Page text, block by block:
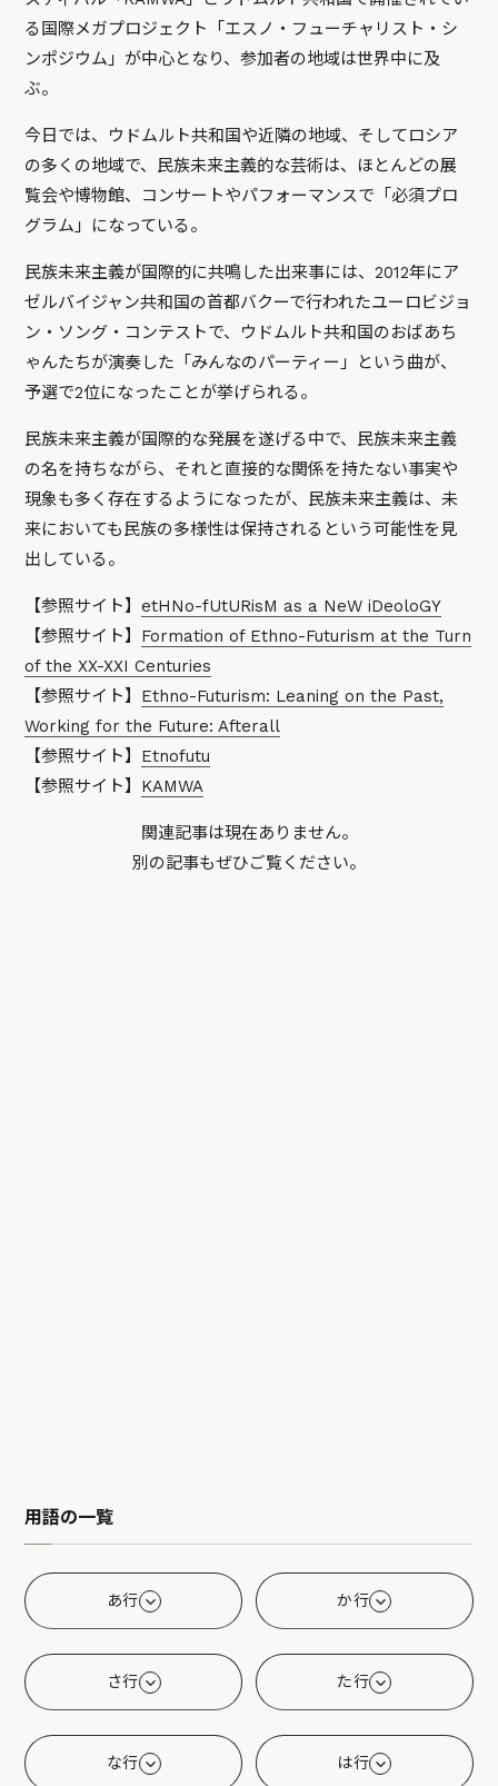
る国際メガプロジェクト「エスノ・フューチャリスト・シ
ンポジウム」が中心となり、参加者の地域は世界中に及
ぶ。
今日では、ウドムルト共和国や近隣の地域、そしてロシア
の多くの地域で、民族未来主義的な芸術は、ほとんどの展
覧会や博物館、コンサートやパフォーマンスで「必須プロ
グラム」になっている。
民族未来主義が国際的に共鳴した出来事には、2012年にア
ゼルバイジャン共和国の首都バクーで行われたユーロビジョ
ン・ソング・コンテストで、ウドムルト共和国のおばあち
ゃんたちが演奏した「みんなのパーティー」という曲が、
予選で2位になったことが挙げられる。
民族未来主義が国際的な発展を遂げる中で、民族未来主義
の名を持ちながら、それと直接的な関係を持たない事実や
現象も多く存在するようになったが、民族未来主義は、未
来においても民族の多様性は保持されるという可能性を見
出している。
【参照サイト】etHNo-fUtURisM as a NeW iDeoloGY
【参照サイト】 Formation of Ethno-Futurism at the Turn
of the XX-XXI Centuries
【参照サイト】 Ethno-Futurism: Leaning on the Past,
Working for the Future: Afterall
【参照サイト】 Etnofutu
【参照サイト】 KAMWA
関連記事は現在ありません。
別の記事もぜひご覧ください。
用語の一覧
あ行 か行
さ行 た行
な行 は行